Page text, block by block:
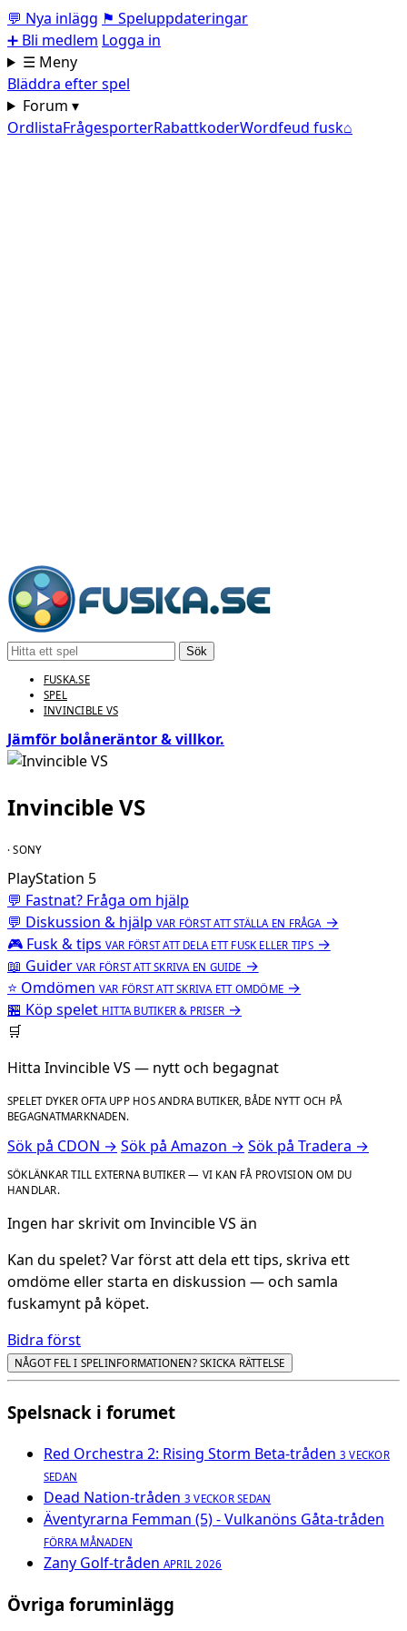
💬 Nya inlägg ⚑ Speluppdateringar
➕ Bli medlem Logga in
☰ Meny
Bläddra efter spel
Forum ▾
OrdlistaFrågesporterRabattkoderWordfeud fusk⌂
Sök
FUSKA.SE
SPEL
INVINCIBLE VS
Jämför bolåneräntor & villkor.
Invincible VS
· SONY
PlayStation 5
💬 Fastnat? Fråga om hjälp
💬 Diskussion & hjälp VAR FÖRST ATT STÄLLA EN FRÅGA →
🎮 Fusk & tips VAR FÖRST ATT DELA ETT FUSK ELLER TIPS →
📖 Guider VAR FÖRST ATT SKRIVA EN GUIDE →
⭐ Omdömen VAR FÖRST ATT SKRIVA ETT OMDÖME →
🏪 Köp spelet HITTA BUTIKER & PRISER →
🛒
Hitta Invincible VS — nytt och begagnat
SPELET DYKER OFTA UPP HOS ANDRA BUTIKER, BÅDE NYTT OCH PÅ
BEGAGNATMARKNADEN.
Sök på CDON → Sök på Amazon → Sök på Tradera →
SÖKLÄNKAR TILL EXTERNA BUTIKER — VI KAN FÅ PROVISION OM DU
HANDLAR.
Ingen har skrivit om Invincible VS än
Kan du spelet? Var först att dela ett tips, skriva ett
omdöme eller starta en diskussion — och samla
fuskamynt på köpet.
Bidra först
NÅGOT FEL I SPELINFORMATIONEN? SKICKA RÄTTELSE
Spelsnack i forumet
Red Orchestra 2: Rising Storm Beta-tråden 3 VECKOR
SEDAN
Dead Nation-tråden 3 VECKOR SEDAN
Äventyrarna Femman (5) - Vulkanöns Gåta-tråden
FÖRRA MÅNADEN
Zany Golf-tråden APRIL 2026
Övriga foruminlägg